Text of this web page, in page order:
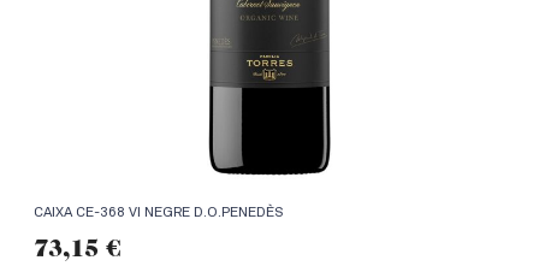
CAIXA CE-368 VI NEGRE D.O.PENEDÈS
73,15 €